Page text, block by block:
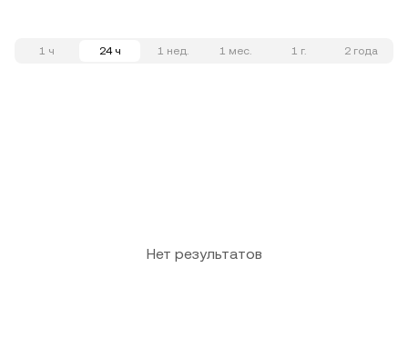
1 ч 24 ч 1 нед. 1 мес. 1 г. 2 года
Нет результатов